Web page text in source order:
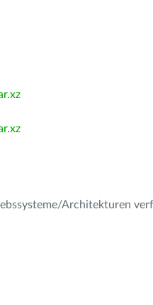
Architekturen